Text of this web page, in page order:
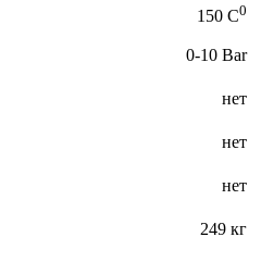
150 C0
0-10 Bar
нет
нет
нет
249 кг